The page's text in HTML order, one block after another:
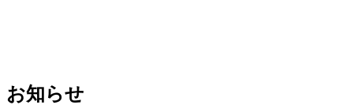
お知らせ